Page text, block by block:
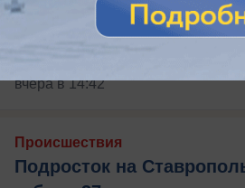
вчера в 14:42
Происшествия
Подросток на